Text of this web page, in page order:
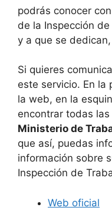
podrás conocer
de la Inspección
y a que se
Si quieres
este servicio. En la
la web, en la
encontrar todas las
Ministerio de
que así, puedas
información sobre
Inspección de
Web oficial